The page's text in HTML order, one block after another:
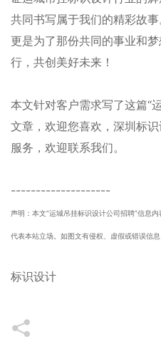
共同书写属于我们的精彩故
更是为了那份共同的事业和
行，共创美好未来！
本文针对客户需求写了这篇“
文章，欢迎您喜欢 ， 深圳 标识
服务，欢迎联系我们。
--------------------
声明：本文“运城吊挂标识设计公司招聘”信息
代表本站立场。如图文有侵权、虚假或错误信
标识设计